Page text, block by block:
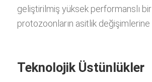
geliştirilmiş yüksek performanslı
protozoonların asitlik değişimlerine
Teknolojik Üstünlükler